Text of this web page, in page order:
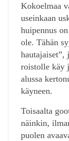
Kokoelmaa
useinkaan
huipennus
ole. Tähän
hautajaiset”,
roistolle käy
alussa
käyneen.
Toisaalta
näinkin,
puolen